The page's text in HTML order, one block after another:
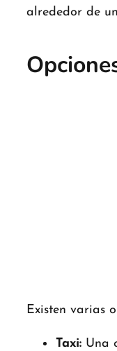
alrededor de
Existen varias
Taxi: Una